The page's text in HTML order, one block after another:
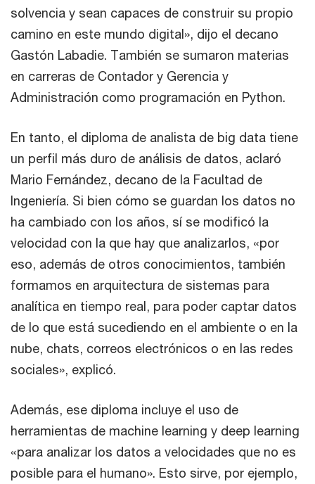
solvencia y sean capaces de construir su propio
camino en este mundo digital», dijo el decano
Gastón Labadie. También se sumaron materias
en carreras de Contador y Gerencia y
Administración como programación en Python.
En tanto, el diploma de analista de big data tiene
un perfil más duro de análisis de datos, aclaró
Mario Fernández, decano de la Facultad de
Ingeniería. Si bien cómo se guardan los datos no
ha cambiado con los años, sí se modificó la
velocidad con la que hay que analizarlos, «por
eso, además de otros conocimientos, también
formamos en arquitectura de sistemas para
analítica en tiempo real, para poder captar datos
de lo que está sucediendo en el ambiente o en la
nube, chats, correos electrónicos o en las redes
sociales», explicó.
Además, ese diploma incluye el uso de
herramientas de machine learning y deep learning
«para analizar los datos a velocidades que no es
posible para el humano». Esto sirve, por ejemplo,